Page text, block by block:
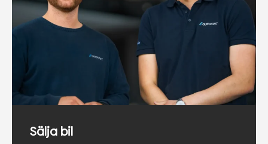
Sälja bil